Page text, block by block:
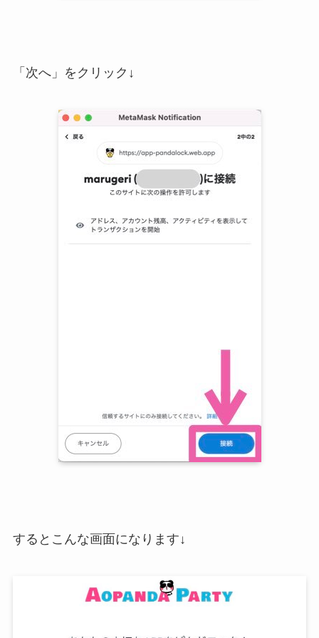
「次へ」をクリック↓
するとこんな画面になります↓